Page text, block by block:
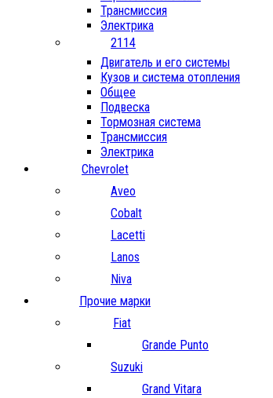
Трансмиссия
Электрика
2114
Двигатель и его системы
Кузов и система отопления
Общее
Подвеска
Тормозная система
Трансмиссия
Электрика
Chevrolet
Aveo
Cobalt
Lacetti
Lanos
Niva
Прочие марки
Fiat
Grande Punto
Suzuki
Grand Vitara